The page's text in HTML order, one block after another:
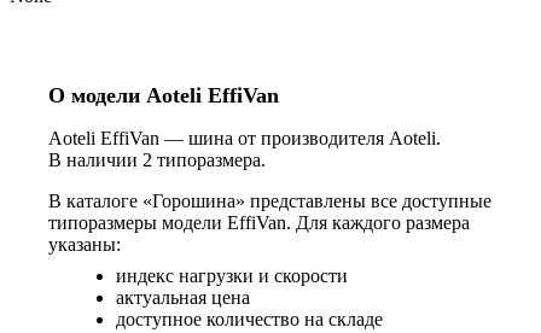
О модели Aoteli EffiVan
Aoteli EffiVan — шина от производителя Aoteli.
В наличии 2 типоразмера.
В каталоге «Горошина» представлены все доступные
типоразмеры модели EffiVan. Для каждого размера
указаны:
индекс нагрузки и скорости
актуальная цена
доступное количество на складе